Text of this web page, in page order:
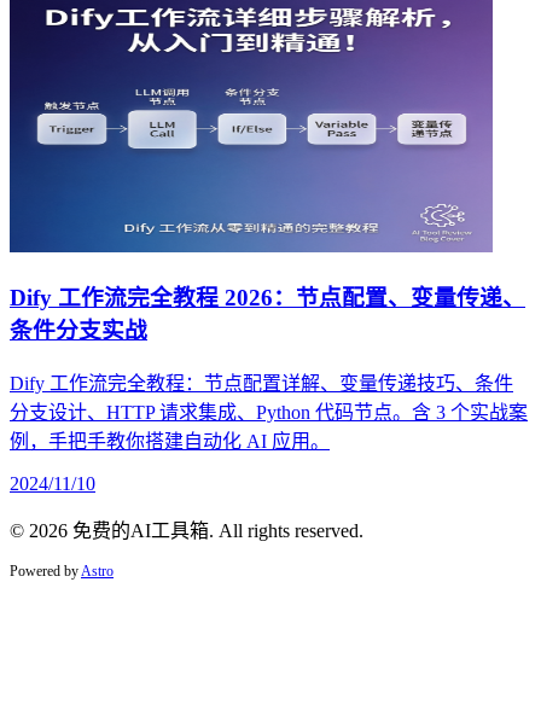
Dify 工作流完全教程 2026：节点配置、变量传递、
条件分支实战
Dify 工作流完全教程：节点配置详解、变量传递技巧、条件
分支设计、HTTP 请求集成、Python 代码节点。含 3 个实战案
例，手把手教你搭建自动化 AI 应用。
2024/11/10
© 2026 免费的AI工具箱. All rights reserved.
Powered byAstro